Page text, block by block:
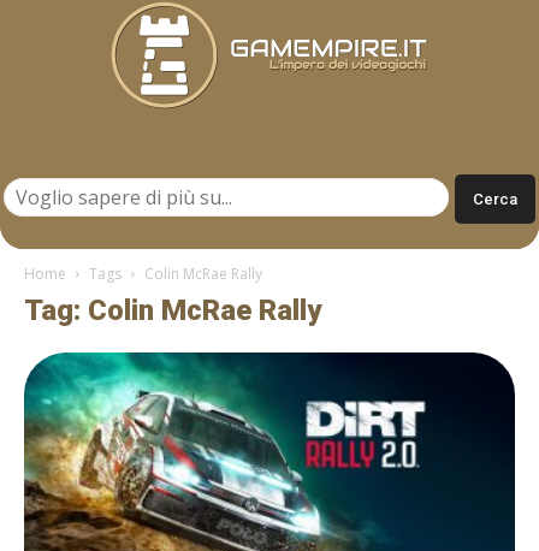
Home Tags Colin McRae Rally
Tag: Colin McRae Rally